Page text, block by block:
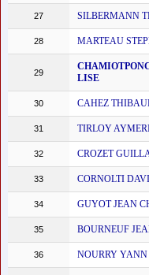
27 SILBERMANN
28 MARTEAU
29
LISE
30 CAHEZ
31 TIRLOY
32 CROZET
33 CORNOLTI
34 GUYOT JEAN
35 BOURNEUF
36 NOURRY YANN